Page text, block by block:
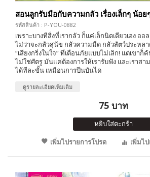
สอนลูกรับมือกับความกลัว เรื่องเล็กๆ น้อย
รหัสสินค้า : P-YOU-0882
เพราะบางทีสิ่งที่เรากลัว ก็แค่เล็กนิดเดียวเอง อ
ไม่ว่าจะกลัวสุนัข กลัวความมืด กลัวสัตว์ประหล
“เสียงกริ่งในใจ” ที่เตือนภัยแบบไม่เลิก! แต่เขาก็
ไม่ใช่ศัตรู มันแค่ต้องการให้เรารับฟัง และเราส
ได้ทีละขั้น เหมือนการปีนบันได
ดูรายละเอียดเพิ่มเติม
75 บาท
หยิบใส่ตะกร้า
เพิ่มไปรายการโปรด
เพิ่มไ